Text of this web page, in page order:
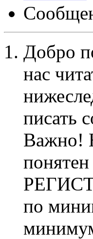
Добро
нас
писать
Важно!
по